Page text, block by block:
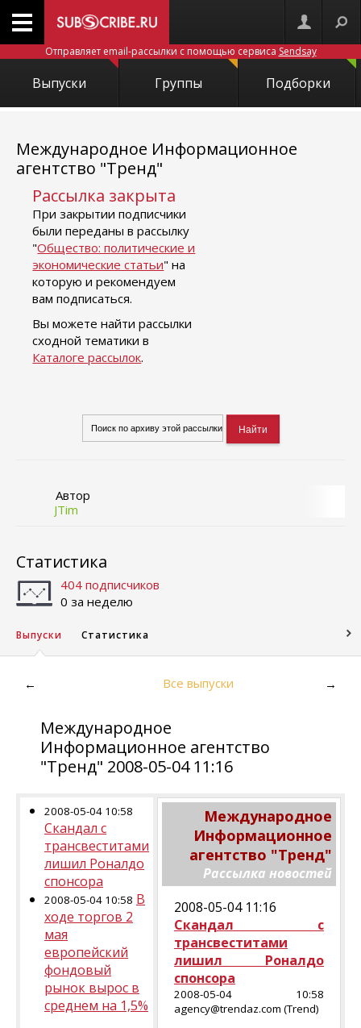
Отправляет email-рассылки с помощью сервиса Sendsay
Выпуски Группы Подборки
Международное Информационное
агентство "Тренд"
Рассылка закрыта
При закрытии подписчики
были переданы в рассылку
"Общество: политические и
экономические статьи" на
которую и рекомендуем
вам подписаться.
Вы можете найти рассылки
сходной тематики в
Каталоге рассылок.
Автор
JTim
Статистика
404 подписчиков
0 за неделю
Выпуски Статистика
← Все выпуски →
Международное
Информационное агентство
"Тренд" 2008-05-04 11:16
2008-05-04 10:58
Скандал с
трансвеститами
лишил Роналдо
спонсора
2008-05-04 10:58 В
ходе торгов 2
мая
европейский
фондовый
рынок вырос в
среднем на 1,5%
Международное
Информационное
агентство "Тренд"
Рассылка новостей
2008-05-04 11:16
Скандал с
трансвеститами
лишил Роналдо
спонсора
2008-05-04 10:58
agency@trendaz.com (Trend)